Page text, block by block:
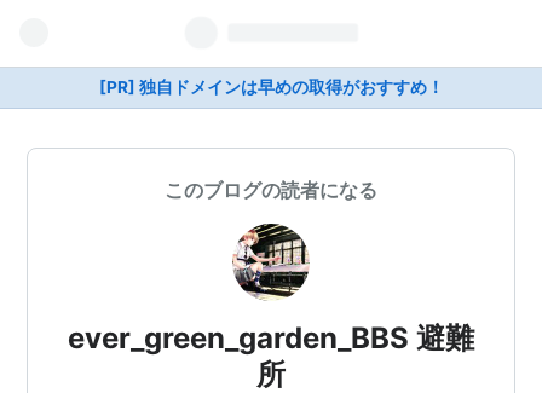
[PR] 独自ドメインは早めの取得がおすすめ！
このブログの読者になる
ever_green_garden_BBS 避難
所